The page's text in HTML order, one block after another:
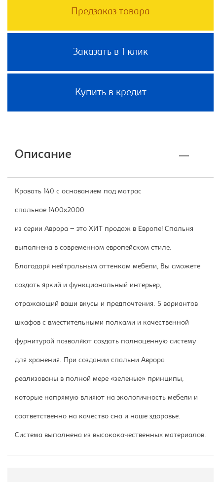
Предзаказ товара
Заказать в 1 клик
Купить в кредит
Описание
Кровать 140 с основанием под матрас
спальное 1400х2000
из серии Аврора – это ХИТ продаж в Европе! Спальня
выполнена в современном европейском стиле.
Благодаря нейтральным оттенкам мебели, Вы сможете
создать яркий и функциональный интерьер,
отражающий ваши вкусы и предпочтения. 5 вариантов
шкафов с вместительными полками и качественной
фурнитурой позволяют создать полноценную систему
для хранения. При создании спальни Аврора
реализованы в полной мере «зеленые» принципы,
которые напрямую влияют на экологичность мебели и
соответственно на качество сна и наше здоровье.
Система выполнена из высококачественных материалов.